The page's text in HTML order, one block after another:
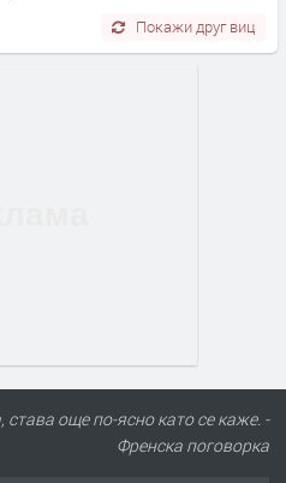
Покажи друг виц
става още по-ясно като се каже. -
Френска поговорка